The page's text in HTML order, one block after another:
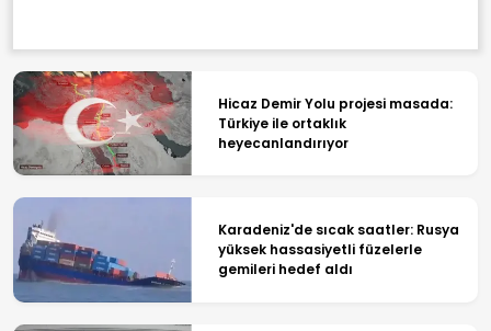
Hicaz Demir Yolu projesi masada:
Türkiye ile ortaklık
heyecanlandırıyor
Karadeniz'de sıcak saatler: Rusya
yüksek hassasiyetli füzelerle
gemileri hedef aldı